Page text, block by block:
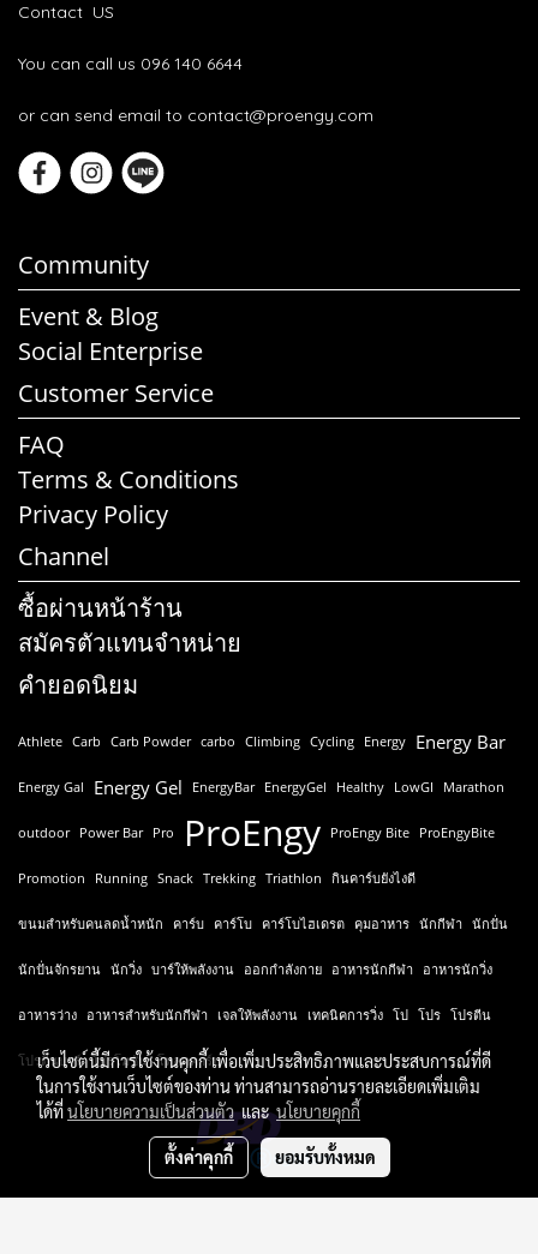
Contact US
You can call us 096 140 6644
or can send email to contact@proengy.com
Community
Event & Blog
Social Enterprise
Customer Service
FAQ
Terms & Conditions
Privacy Policy
Channel
ซื้อผ่านหน้าร้าน
สมัครตัวแทนจำหน่าย
คำยอดนิยม
Athlete Carb Carb Powder carbo Climbing Cycling Energy Energy Bar
Energy Gal Energy Gel EnergyBar EnergyGel Healthy LowGI Marathon
outdoor Power Bar Pro ProEngy ProEngy Bite ProEngyBite
Promotion Running Snack Trekking Triathlon กินคาร์บยังไงดี
ขนมสำหรับคนลดน้ำหนัก คาร์บ คาร์โบ คาร์โบไฮเดรต คุมอาหาร นักกีฬา นักปั่น
นักปั่นจักรยาน นักวิ่ง บาร์ให้พลังงาน ออกกำลังกาย อาหารนักกีฬา อาหารนักวิ่ง
อาหารว่าง อาหารสำหรับนักกีฬา เจลให้พลังงาน เทคนิคการวิ่ง โป โปร โปรตีน
โปรตีนบาร์ โปรโมชั่น โหลดคาร์บ
เว็บไซต์นี้มีการใช้งานคุกกี้ เพื่อเพิ่มประสิทธิภาพและประสบการณ์ที่ดี
ในการใช้งานเว็บไซต์ของท่าน ท่านสามารถอ่านรายละเอียดเพิ่มเติม
ได้ที่นโยบายความเป็นส่วนตัวและนโยบายคุกกี้
ตั้งค่าคุกกี้ ยอมรับทั้งหมด